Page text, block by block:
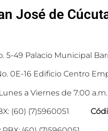
José de
5-49 Palacio Municipal
0E-16 Edificio Centro
Lunes a Viernes de 7:00
(60) (7)5960051